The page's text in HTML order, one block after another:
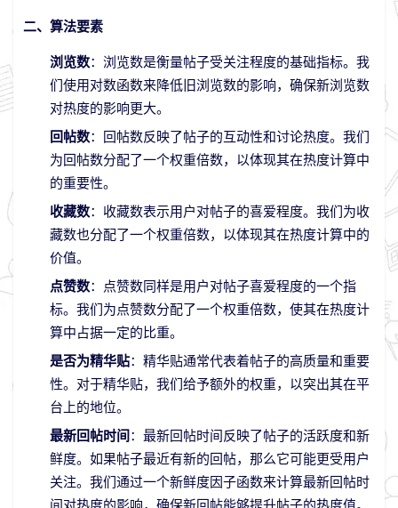
二、算法要素
浏览数：浏览数是衡量帖子受关注程度的基础指标。我
们使用对数函数来降低旧浏览数的影响，确保新浏览数
对热度的影响更大。
回帖数：回帖数反映了帖子的互动性和讨论热度。我们
为回帖数分配了一个权重倍数，以体现其在热度计算中
的重要性。
收藏数：收藏数表示用户对帖子的喜爱程度。我们为收
藏数也分配了一个权重倍数，以体现其在热度计算中的
价值。
点赞数：点赞数同样是用户对帖子喜爱程度的一个指
标。我们为点赞数分配了一个权重倍数，使其在热度计
算中占据一定的比重。
是否为精华贴：精华贴通常代表着帖子的高质量和重要
性。对于精华贴，我们给予额外的权重，以突出其在平
台上的地位。
最新回帖时间 ：最新回帖时间反映了帖子的活跃度和新
鲜度。如果帖子最近有新的回帖，那么它可能更受用户
关注。我们通过一个新鲜度因子函数来计算最新回帖时